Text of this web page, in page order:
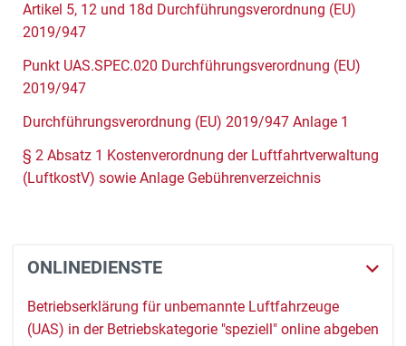
Artikel 5, 12 und 18d Durchführungsverordnung (EU)
2019/947
Punkt UAS.SPEC.020 Durchführungsverordnung (EU)
2019/947
Durchführungsverordnung (EU) 2019/947 Anlage 1
§ 2 Absatz 1 Kostenverordnung der Luftfahrtverwaltung
(LuftkostV) sowie Anlage Gebührenverzeichnis
ONLINEDIENSTE
Betriebserklärung für unbemannte Luftfahrzeuge
(UAS) in der Betriebskategorie "speziell" online abgeben